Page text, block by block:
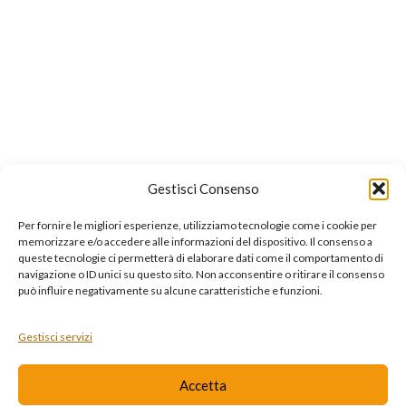
Gestisci Consenso
Per fornire le migliori esperienze, utilizziamo tecnologie come i cookie per
memorizzare e/o accedere alle informazioni del dispositivo. Il consenso a
queste tecnologie ci permetterà di elaborare dati come il comportamento di
navigazione o ID unici su questo sito. Non acconsentire o ritirare il consenso
può influire negativamente su alcune caratteristiche e funzioni.
Gestisci servizi
Accetta
Instagram
Facebook
Diventa rivenditore